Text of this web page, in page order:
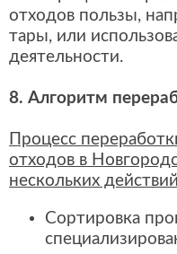
отходов пользы,
тары, или
деятельности.
8. Алгоритм
Процесс
отходов в
нескольких
Сортировка